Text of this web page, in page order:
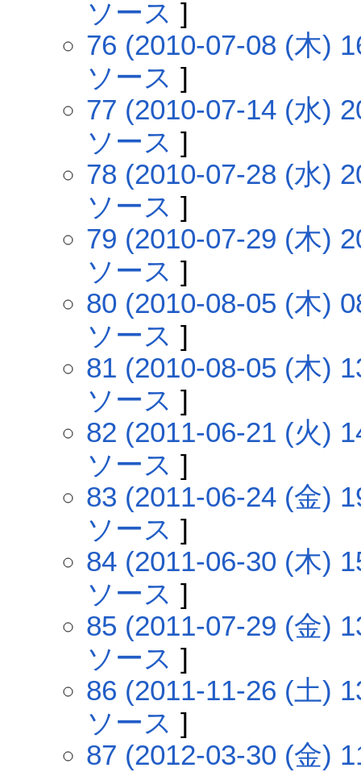
ソース ]
76 (2010-07-08 (木)
ソース ]
77 (2010-07-14 (水)
ソース ]
78 (2010-07-28 (水)
ソース ]
79 (2010-07-29 (木)
ソース ]
80 (2010-08-05 (木)
ソース ]
81 (2010-08-05 (木)
ソース ]
82 (2011-06-21 (火)
ソース ]
83 (2011-06-24 (金)
ソース ]
84 (2011-06-30 (木)
ソース ]
85 (2011-07-29 (金)
ソース ]
86 (2011-11-26 (土)
ソース ]
87 (2012-03-30 (金)